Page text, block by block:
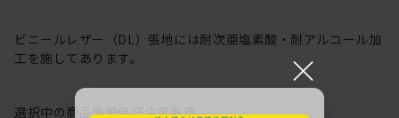
ビニールレザー（DL）張地には耐次亜塩素酸・耐アルコール加
工を施してあります。
選択中の商品情報保証注意事項
×